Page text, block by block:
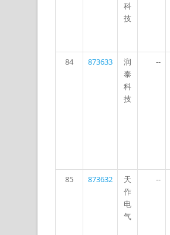
科
技
84
873633
润
泰
科
技
--
85
873632
天
作
电
气
--